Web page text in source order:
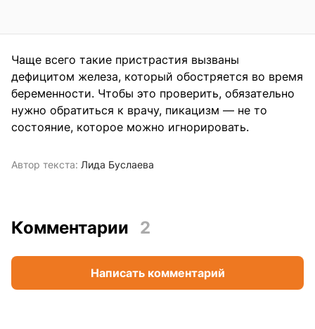
Чаще всего такие пристрастия вызваны
дефицитом железа, который обостряется во время
беременности. Чтобы это проверить, обязательно
нужно обратиться к врачу, пикацизм — не то
состояние, которое можно игнорировать.
Автор текста: Лида Буслаева
Комментарии 2
Написать комментарий